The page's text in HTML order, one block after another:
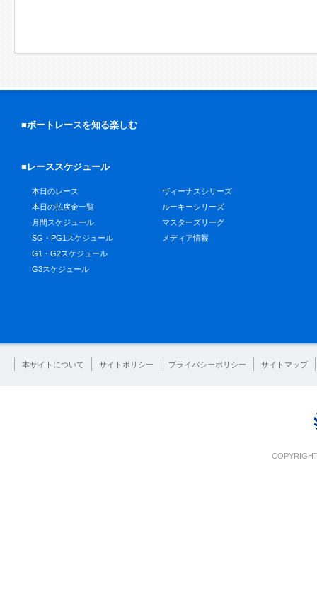
■ボートレースを知る楽しむ
■レーススケジュール
本日のレース
本日の払戻金一覧
月間スケジュール
SG・PG1スケジュール
G1・G2スケジュール
G3スケジュール
ヴィーナスシリーズ
ルーキーシリーズ
マスターズリーグ
メディア情報
本サイトについて サイトポリシー プライバシーポリシー サイトマップ